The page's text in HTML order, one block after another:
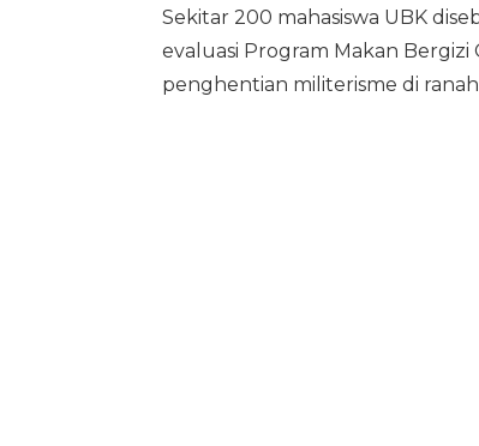
Sekitar 200 mahasiswa UBK
evaluasi Program Makan
penghentian militerisme di